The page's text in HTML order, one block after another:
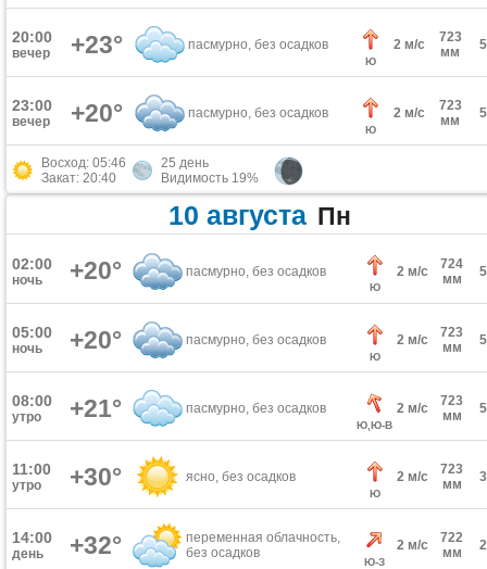
20:00
вечер +23° пасмурно, без осадков
Ю
2 м/с
723
мм
23:00
вечер +20° пасмурно, без осадков
Ю
2 м/с
723
мм
Восход: 05:46
Закат: 20:40
25 день
Видимость 19%
10 августа Пн
02:00
ночь +20° пасмурно, без осадков
Ю
2 м/с
724
мм
05:00
ночь +20° пасмурно, без осадков
Ю
2 м/с
723
мм
08:00
утро +21° пасмурно, без осадков
Ю,Ю-В
2 м/с
723
мм
11:00
утро +30° ясно, без осадков
Ю
2 м/с
723
мм
14:00
день +32°
переменная облачность,
без осадков
Ю-З
2 м/с
722
мм